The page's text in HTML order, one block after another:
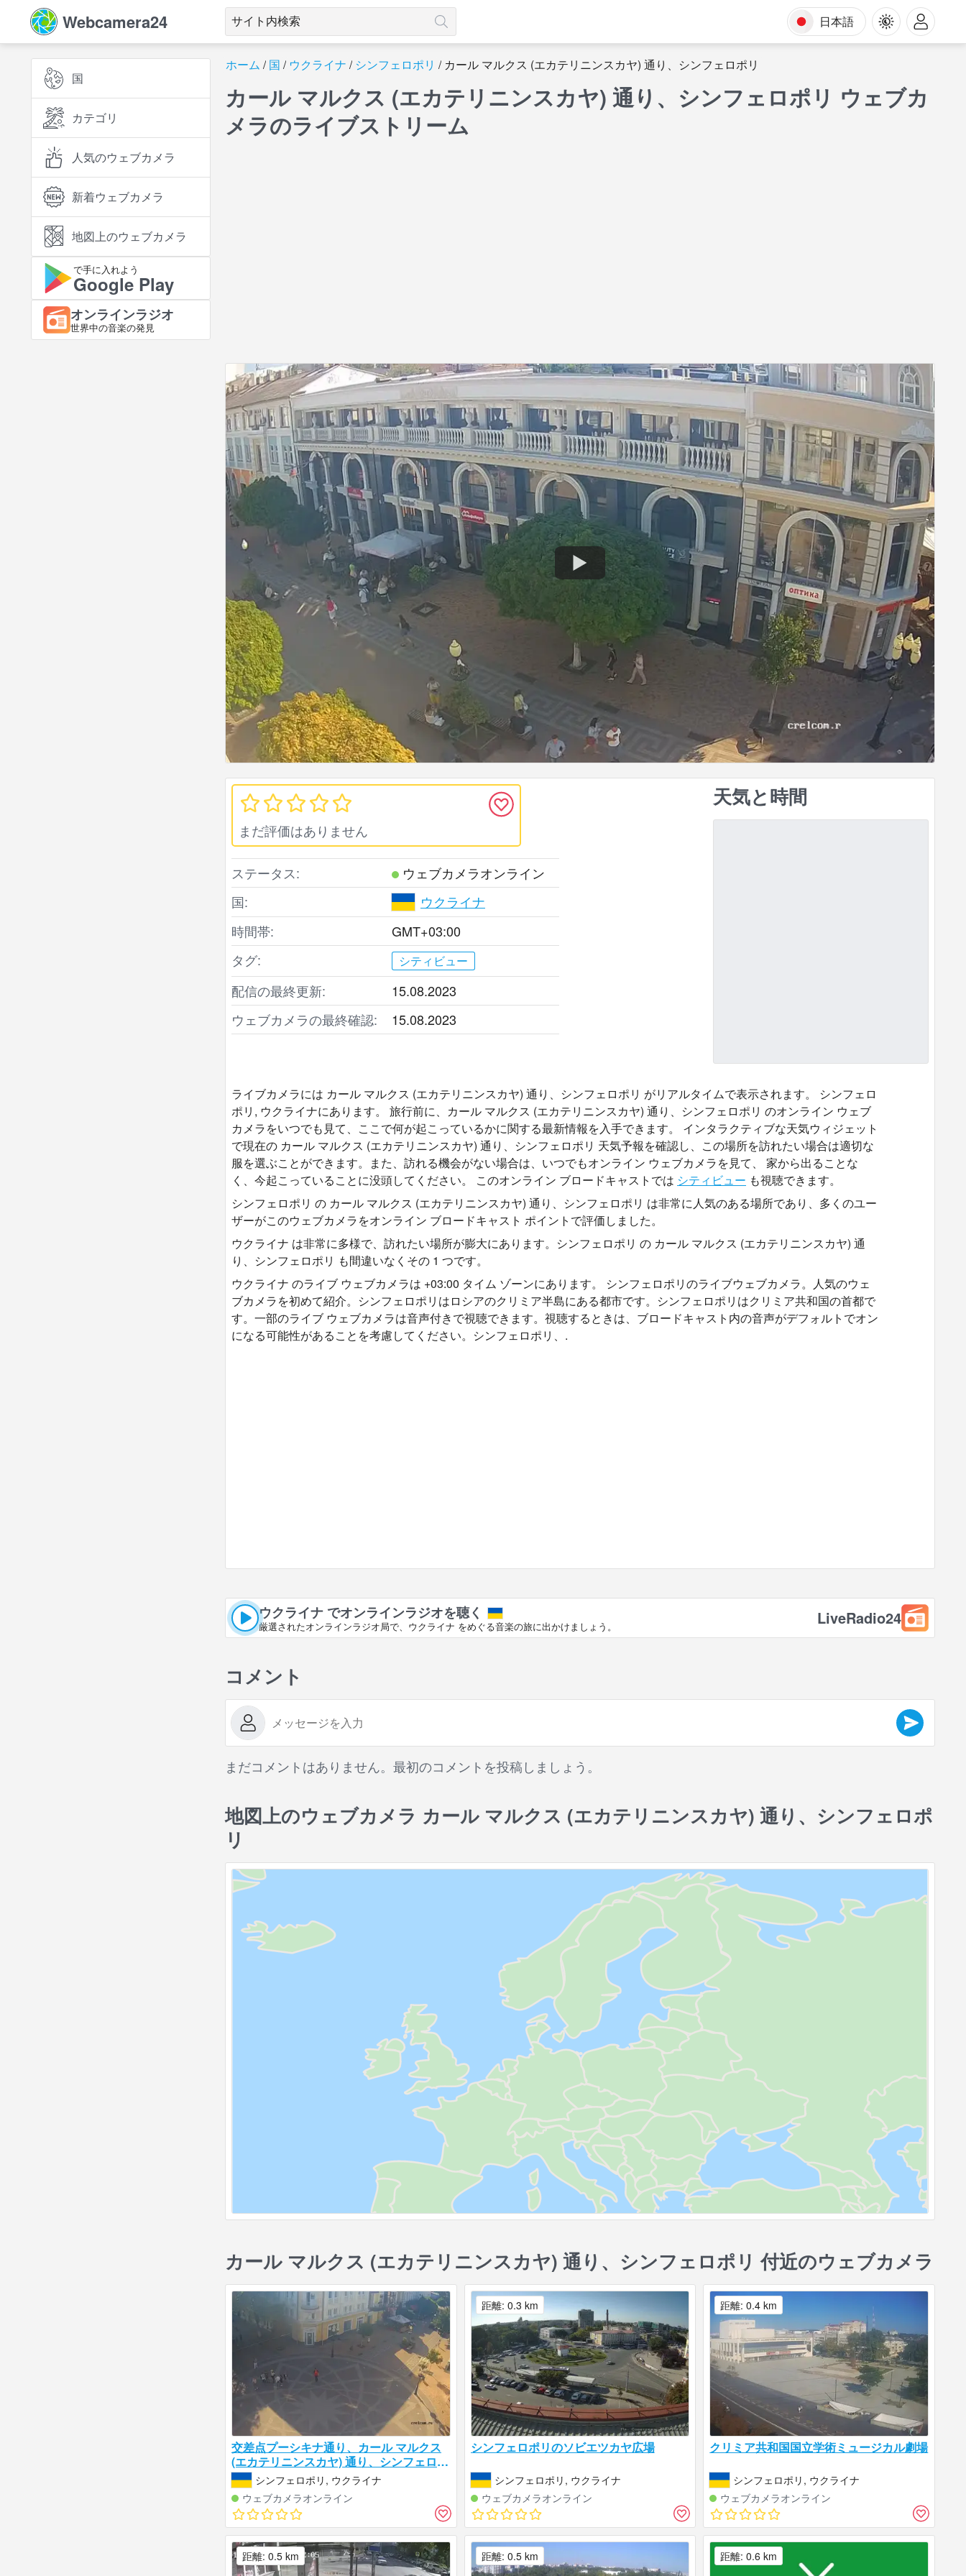
Webcamera24 日本語
国
カテゴリ
人気のウェブカメラ
新着ウェブカメラ
地図上のウェブカメラ
で手に入れよう
Google Play
オンラインラジオ
世界中の音楽の発見
ホーム 国 ウクライナ シンフェロポリ カール マルクス (エカテリニンスカヤ) 通り、シンフェロポリ
カール マルクス (エカテリニンスカヤ) 通り、シンフェロポリ ウェブカ
メラのライブストリーム
まだ評価はありません
ステータス:
ウェブカメラオンライン
国:
ウクライナ
時間帯:
GMT+03:00
タグ:
シティビュー
配信の最終更新:
15.08.2023
ウェブカメラの最終確認:
15.08.2023
天気と時間
ライブカメラには カール マルクス (エカテリニンスカヤ) 通り、シンフェロポリ がリアルタイムで表示されます。 シンフェロ
ポリ, ウクライナにあります。 旅行前に、カール マルクス (エカテリニンスカヤ) 通り、シンフェロポリ のオンライン ウェブ
カメラをいつでも見て、ここで何が起こっているかに関する最新情報を入手できます。 インタラクティブな天気ウィジェット
で現在の カール マルクス (エカテリニンスカヤ) 通り、シンフェロポリ 天気予報を確認し、この場所を訪れたい場合は適切な
服を選ぶことができます。また、訪れる機会がない場合は、いつでもオンライン ウェブカメラを見て、 家から出ることな
く、今起こっていることに没頭してください。 このオンライン ブロードキャストでは シティビュー も視聴できます。
シンフェロポリ の カール マルクス (エカテリニンスカヤ) 通り、シンフェロポリ は非常に人気のある場所であり、多くのユー
ザーがこのウェブカメラをオンライン ブロードキャスト ポイントで評価しました。
ウクライナ は非常に多様で、訪れたい場所が膨大にあります。シンフェロポリ の カール マルクス (エカテリニンスカヤ) 通
り、シンフェロポリ も間違いなくその 1 つです。
ウクライナ のライブ ウェブカメラは +03:00 タイム ゾーンにあります。 シンフェロポリのライブウェブカメラ。人気のウェ
ブカメラを初めて紹介。シンフェロポリはロシアのクリミア半島にある都市です。シンフェロポリはクリミア共和国の首都で
す。一部のライブ ウェブカメラは音声付きで視聴できます。視聴するときは、ブロードキャスト内の音声がデフォルトでオン
になる可能性があることを考慮してください。シンフェロポリ、.
ウクライナ でオンラインラジオを聴く
厳選されたオンラインラジオ局で、ウクライナ をめぐる音楽の旅に出かけましょう。 LiveRadio24
コメント
まだコメントはありません。最初のコメントを投稿しましょう。
地図上のウェブカメラ カール マルクス (エカテリニンスカヤ) 通り、シンフェロポ
リ
カール マルクス (エカテリニンスカヤ) 通り、シンフェロポリ 付近のウェブカメラ
交差点プーシキナ通り、カール マルクス
(エカテリニンスカヤ) 通り、シンフェロポ
リ
シンフェロポリ, ウクライナ
ウェブカメラオンライン
シンフェロポリのソビエツカヤ広場
シンフェロポリ, ウクライナ
ウェブカメラオンライン
距離: 0.3 km
クリミア共和国国立学術ミュージカル劇場
シンフェロポリ, ウクライナ
ウェブカメラオンライン
距離: 0.4 km
距離: 0.5 km 距離: 0.5 km 距離: 0.6 km